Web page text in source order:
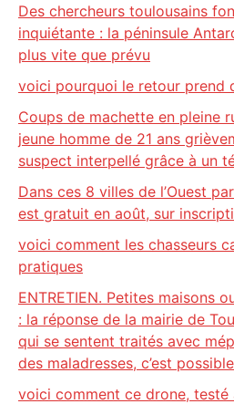
Des chercheurs toulousains
inquiétante : la péninsule
plus vite que prévu
voici pourquoi le retour prend
Coups de machette en pleine
jeune homme de 21 ans
suspect interpellé grâce à un
Dans ces 8 villes de l’Ouest
est gratuit en août, sur
voici comment les chasseurs
pratiques
ENTRETIEN. Petites maisons
: la réponse de la mairie de
qui se sentent traités avec
des maladresses, c’est
voici comment ce drone, testé